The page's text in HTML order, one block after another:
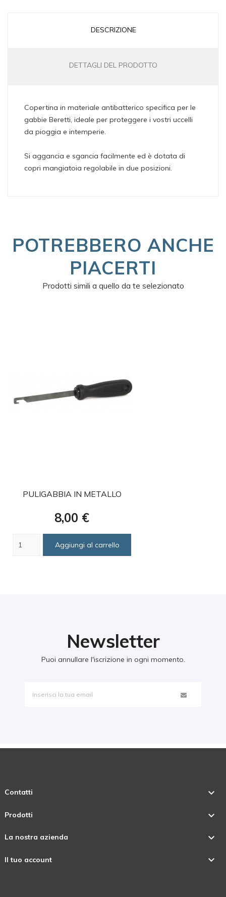
DESCRIZIONE
DETTAGLI DEL PRODOTTO
Copertina in materiale antibatterico specifica per le
gabbie Beretti, ideale per proteggere i vostri uccelli
da pioggia e intemperie.
Si aggancia e sgancia facilmente ed è dotata di
copri mangiatoia regolabile in due posizioni.
POTREBBERO ANCHE
PIACERTI
Prodotti simili a quello da te selezionato
PULIGABBIA IN METALLO
Prezzo
8,00 €
Aggiungi al carrello
Newsletter
Puoi annullare l'iscrizione in ogni momento.
Contatti 
Prodotti 
La nostra azienda 
Il tuo account 